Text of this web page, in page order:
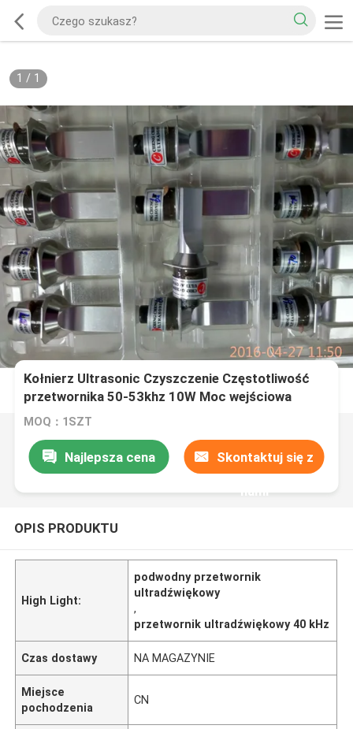
1 / 1
Kołnierz Ultrasonic Czyszczenie Częstotliwość
przetwornika 50-53khz 10W Moc wejściowa
MOQ：1SZT
Najlepsza cena Skontaktuj się z
nami
OPIS PRODUKTU
High Light:
podwodny przetwornik
ultradźwiękowy
,
przetwornik ultradźwiękowy 40 kHz
Czas dostawy NA MAGAZYNIE
Miejsce
pochodzenia
CN